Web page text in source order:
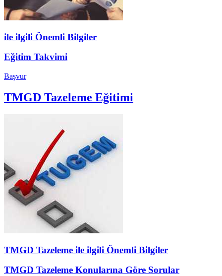
ile ilgili Önemli Bilgiler
Eğitim Takvimi
Başvur
TMGD Tazeleme Eğitimi
TMGD Tazeleme ile ilgili Önemli Bilgiler
TMGD Tazeleme Konularına Göre Sorular